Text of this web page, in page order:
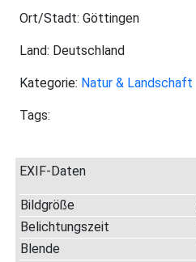
Ort/Stadt: Göttingen
Land: Deutschland
Kategorie: Natur & Landschaft
Tags:
EXIF-Daten
Bildgröße
Belichtungszeit
Blende